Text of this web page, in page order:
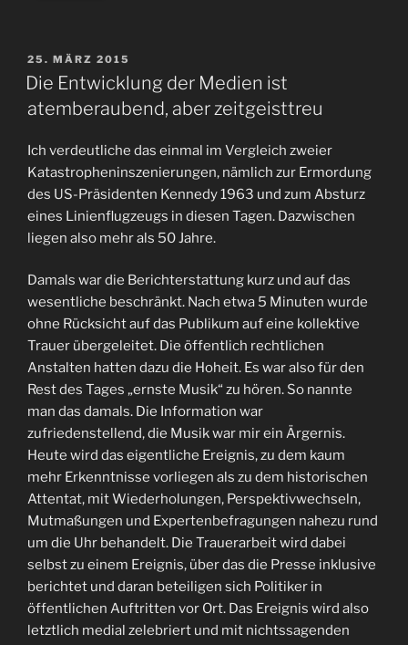
VERÖFFENTLICHT
AM
25. MÄRZ 2015
Die Entwicklung der Medien ist
atemberaubend, aber zeitgeisttreu
Ich verdeutliche das einmal im Vergleich zweier
Katastropheninszenierungen, nämlich zur Ermordung
des US-Präsidenten Kennedy 1963 und zum Absturz
eines Linienflugzeugs in diesen Tagen. Dazwischen
liegen also mehr als 50 Jahre.
Damals war die Berichterstattung kurz und auf das
wesentliche beschränkt. Nach etwa 5 Minuten wurde
ohne Rücksicht auf das Publikum auf eine kollektive
Trauer übergeleitet. Die öffentlich rechtlichen
Anstalten hatten dazu die Hoheit. Es war also für den
Rest des Tages „ernste Musik“ zu hören. So nannte
man das damals. Die Information war
zufriedenstellend, die Musik war mir ein Ärgernis.
Heute wird das eigentliche Ereignis, zu dem kaum
mehr Erkenntnisse vorliegen als zu dem historischen
Attentat, mit Wiederholungen, Perspektivwechseln,
Mutmaßungen und Expertenbefragungen nahezu rund
um die Uhr behandelt. Die Trauerarbeit wird dabei
selbst zu einem Ereignis, über das die Presse inklusive
berichtet und daran beteiligen sich Politiker in
öffentlichen Auftritten vor Ort. Das Ereignis wird also
letztlich medial zelebriert und mit nichtssagenden